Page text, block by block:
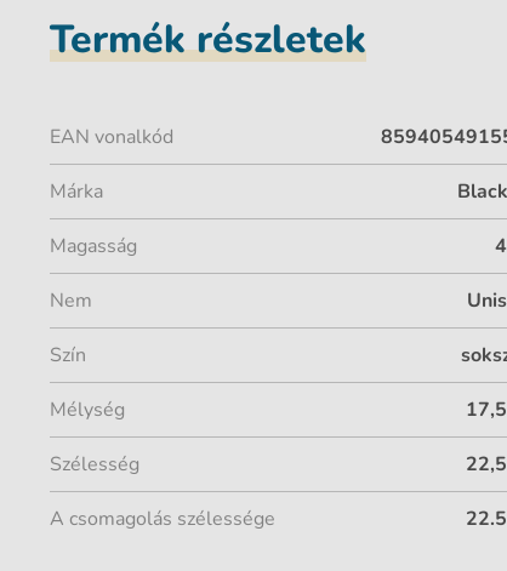
Termék részletek
EAN vonalkód
Márka
Magasság
Nem
Szín
Mélység
Szélesség
A csomagolás szélessége